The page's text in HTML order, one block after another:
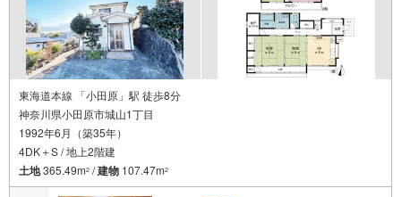
東海道本線 「小田原」駅 徒歩8分
神奈川県小田原市城山1丁目
1992年6月（築35年）
4DK＋S / 地上2階建
土地365.49m2 /建物 107.47m2